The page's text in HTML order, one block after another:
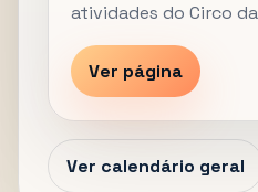
atividades do Circo
Ver página
Ver calendário geral